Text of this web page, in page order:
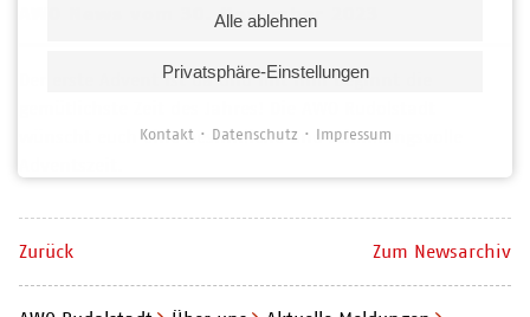
AWO News vom 30. November 2023
Der erste Advent ist da und mit ihm beginnt die
wünscht euch eine besinnliche und stimmungsvolle
Zurück Zum Newsarchiv
Alle ablehnen
Privatsphäre-Einstellungen
Kontakt Datenschutz Impressum